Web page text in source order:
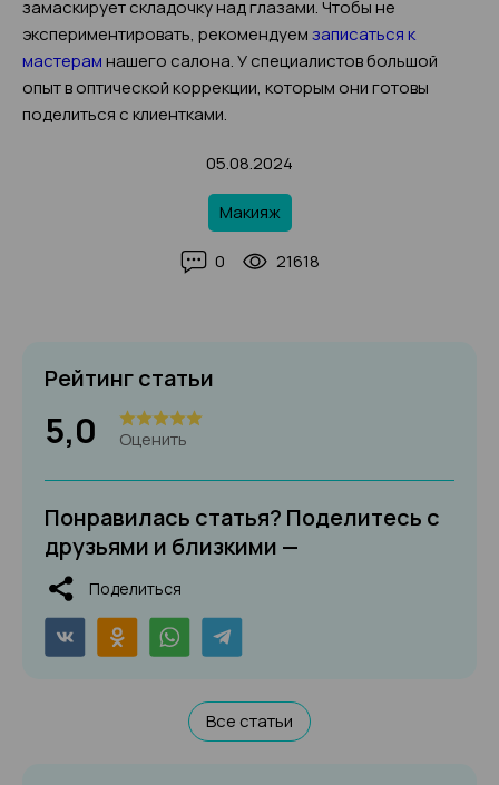
замаскирует складочку над глазами. Чтобы не
экспериментировать, рекомендуемзаписаться к
мастерамнашего салона. У специалистов большой
опыт в оптической коррекции, которым они готовы
поделиться с клиентками.
05.08.2024
Макияж
0 21618
Рейтинг статьи
5,0 Оценить
Понравилась статья? Поделитесь с
друзьями и близкими —
Поделиться
Все статьи